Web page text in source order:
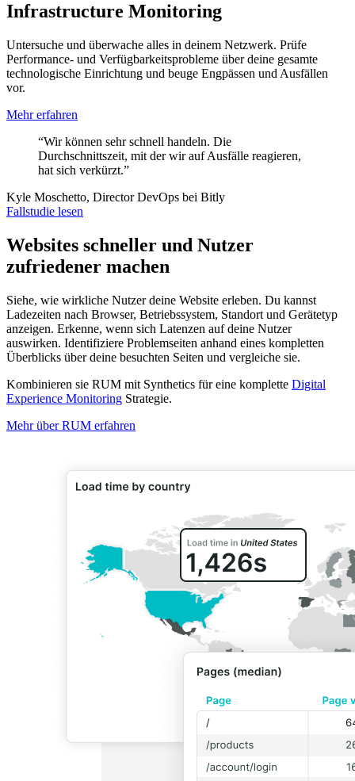
Infrastructure Monitoring
Untersuche und überwache alles in deinem Netzwerk. Prüfe
Performance- und Verfügbarkeitsprobleme über deine gesamte
technologische Einrichtung und beuge Engpässen und Ausfällen
vor.
Mehr erfahren
“Wir können sehr schnell handeln. Die
Durchschnittszeit, mit der wir auf Ausfälle reagieren,
hat sich verkürzt.”
Kyle Moschetto, Director DevOps bei Bitly
Fallstudie lesen
Websites schneller und Nutzer
zufriedener machen
Siehe, wie wirkliche Nutzer deine Website erleben. Du kannst
Ladezeiten nach Browser, Betriebssystem, Standort und Gerätetyp
anzeigen. Erkenne, wenn sich Latenzen auf deine Nutzer
auswirken. Identifiziere Problemseiten anhand eines kompletten
Überblicks über deine besuchten Seiten und vergleiche sie.
Kombinieren sie RUM mit Synthetics für eine komplette Digital
Experience Monitoring Strategie.
Mehr über RUM erfahren